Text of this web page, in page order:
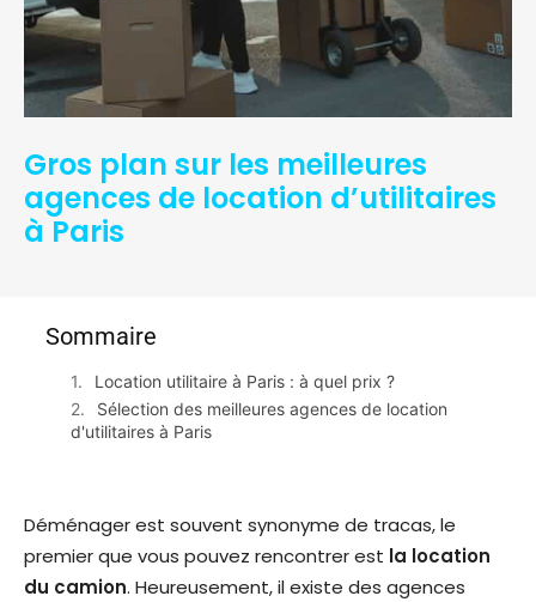
Gros plan sur les meilleures
agences de location d’utilitaires
à Paris
Sommaire
Location utilitaire à Paris : à quel prix ?
Sélection des meilleures agences de location
d'utilitaires à Paris
Déménager est souvent synonyme de tracas, le
premier que vous pouvez rencontrer est la location
du camion. Heureusement, il existe des agences